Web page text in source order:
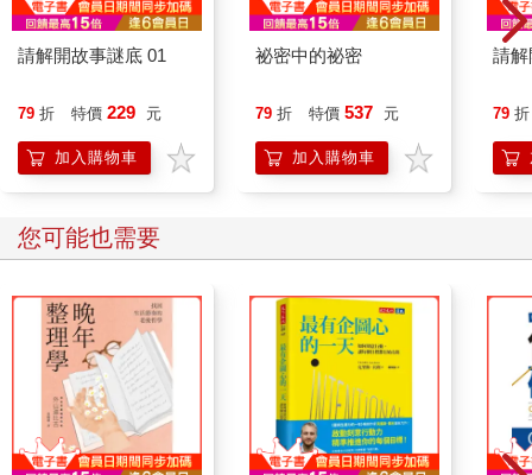
請解開故事謎底 01
79 折 特價 229 元
加入購物車
祕密中的祕密
79 折 特價 537 元
加入購物車
請解
79 折
您可能也需要